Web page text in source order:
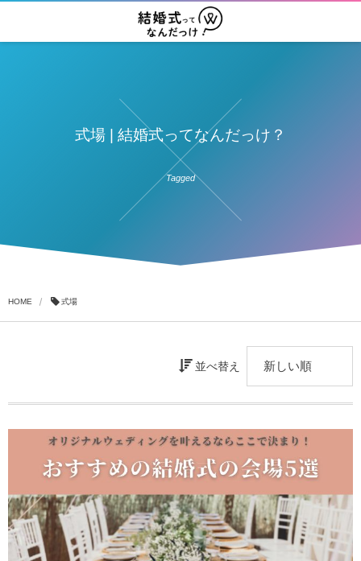
式場 | 結婚式ってなんだっけ？
Tagged
HOME 式場
並べ替え